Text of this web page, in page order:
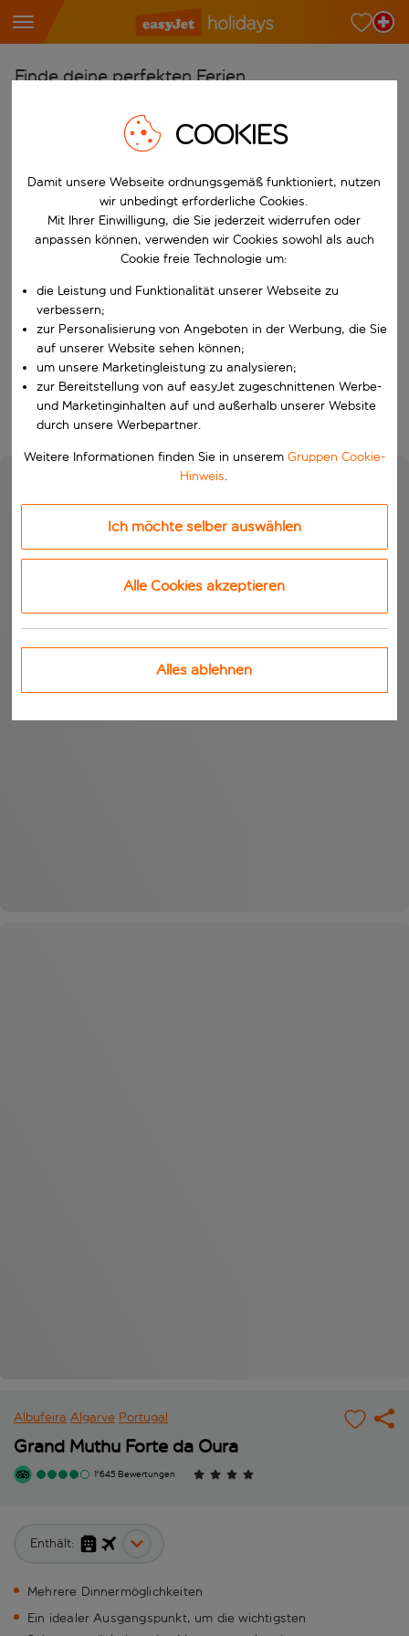
Finde deine perfekten Ferien
Wähle deine Flughäfen
Beginne mit der Eingabe für die automatische
Reiseziele finden
Nach
W&auml;hle ein Ab- und R&uuml;ckflugdatum aus.
Wähle deine Reisedaten
Wann
Wer
Suchen
Albufeira Algarve Portugal
Grand Muthu Forte da Oura
1'645 Bewertungen
Enthält:
Mehrere Dinnermöglichkeiten
Ein idealer Ausgangspunkt, um die wichtigsten
COOKIES
Damit unsere Webseite ordnungsgemäß funktioniert, nutzen
wir unbedingt erforderliche Cookies.
Mit Ihrer Einwilligung, die Sie jederzeit widerrufen oder
anpassen können, verwenden wir Cookies sowohl als auch
Cookie freie Technologie um:
die Leistung und Funktionalität unserer Webseite zu
verbessern;
zur Personalisierung von Angeboten in der Werbung, die Sie
auf unserer Website sehen können;
um unsere Marketingleistung zu analysieren;
zur Bereitstellung von auf easyJet zugeschnittenen Werbe-
und Marketinginhalten auf und außerhalb unserer Website
durch unsere Werbepartner.
Weitere Informationen finden Sie in unserem Gruppen Cookie-
Hinweis.
Ich möchte selber auswählen
Alle Cookies akzeptieren
Alles ablehnen